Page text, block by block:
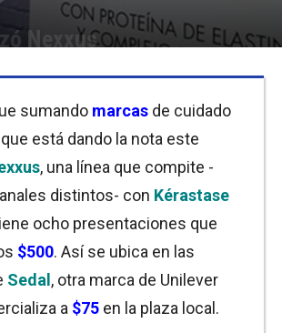
Nexxus
sumando marcas de cuidado
está dando la nota este
, una línea que compite -
distintos- con Kérastase
ocho presentaciones que
$500. Así se ubica en las
Sedal , otra marca de Unilever
a $75 en la plaza local.